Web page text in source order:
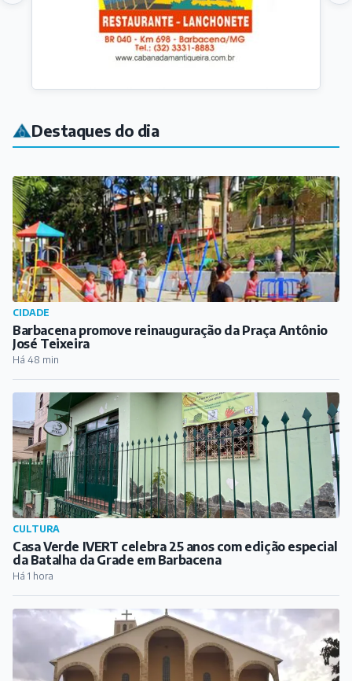
Barbacena promove reinauguração da Praça Antônio
José Teixeira
CULTURA
Casa Verde IVERT celebra 25 anos com edição especial
da Batalha da Grade em Barbacena
Há 1 hora
RELIGIÃO
Matriz da Paróquia de São Sebastião promove Semana
da Família a partir deste domingo
Há 2 horas